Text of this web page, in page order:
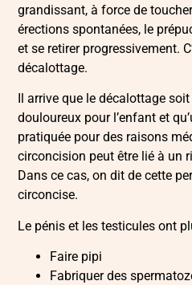
grandissant, à force de
érections spontanées, le
et se retirer progressivement.
décalottage.
Il arrive que le décalottage
douloureux pour l’enfant et
pratiquée pour des raisons
circoncision peut être lié à un
Dans ce cas, on dit de cette
circoncise.
Le pénis et les testicules ont
Faire pipi
Fabriquer des